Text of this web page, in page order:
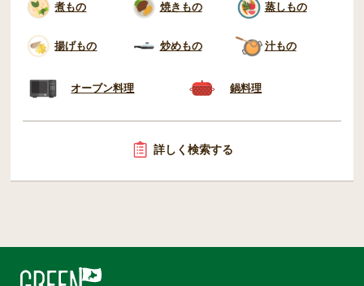
煮もの 焼きもの 蒸しもの
揚げもの 炒めもの 汁もの
オーブン料理 鍋料理
詳しく検索する